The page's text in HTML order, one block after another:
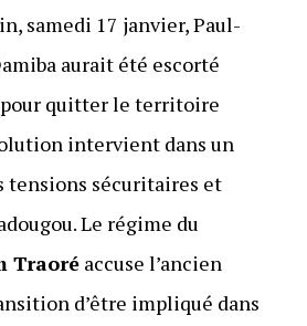
samedi 17 janvier, Paul-
aurait été escorté
pour quitter le territoire
intervient dans un
tensions sécuritaires et
Le régime du
Traoréaccuse l’ancien
d’être impliqué dans